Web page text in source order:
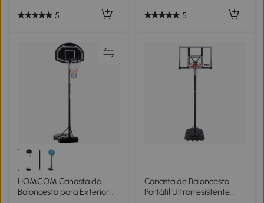
5 5
HOMCOM Canasta de
Baloncesto para Exterior
Canasta de Baloncesto
Portátil Ultrarresistente